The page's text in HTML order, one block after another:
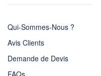
Qui-Sommes-Nous ?
Avis Clients
Demande de Devis
FAQs